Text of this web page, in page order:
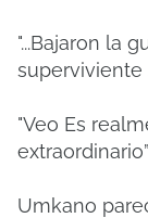
"...Bajaron la
superviviente
"Veo Es
Umkano